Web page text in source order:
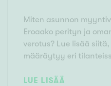
Miten asunnon
Eroaako perityn ja
verotus? Lue lisää
määräytyy eri
LUE LISÄÄ